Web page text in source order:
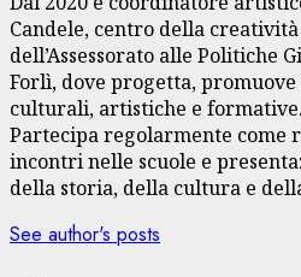
Candele, centro della
dell’Assessorato alle Politiche
Forlì, dove progetta,
culturali, artistiche e formative.
Partecipa regolarmente come
incontri nelle scuole e
della storia, della cultura e
See author's posts